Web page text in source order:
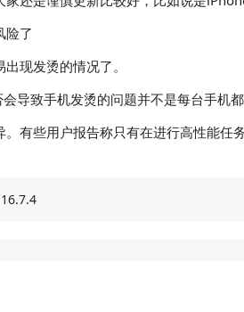
险了
现发烫的情况了。
导致手机发烫的问题并不是每台手
有些用户报告称只有在进行高性能